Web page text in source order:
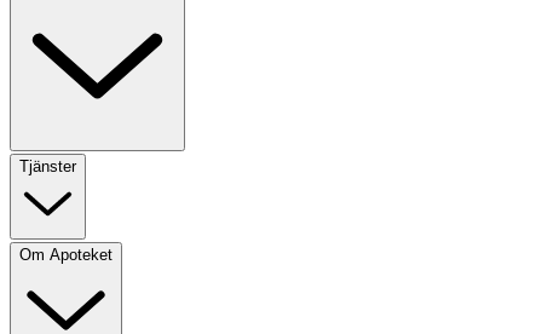
Tjänster
Om Apoteket